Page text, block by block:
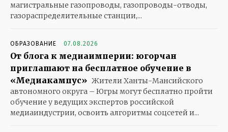
магистральные газопроводы, газопроводы-отводы,
газораспределительные станции,...
ОБРАЗОВАНИЕ 07.08.2026
От блога к медиаимперии: югорчан
приглашают на бесплатное обучение в
«Медиакампус» Жители Ханты-Мансийского
автономного округа – Югры могут бесплатно пройти
обучение у ведущих экспертов российской
медиаиндустрии, освоить алгоритмы соцсетей и...